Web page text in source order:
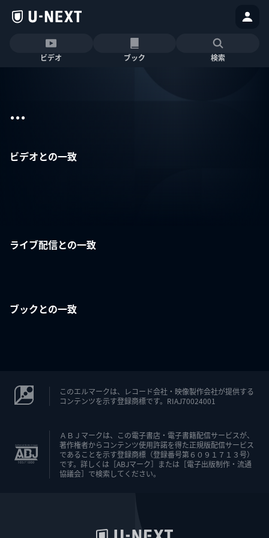
ビデオ ブック 検索
...
ビデオとの一致
ライブ配信との一致
ブックとの一致
このエルマークは、レコード会社・映像製作会社が提供する
コンテンツを示す登録商標です。RIAJ70024001
ＡＢＪマークは、この電子書店・電子書籍配信サービスが、
著作権者からコンテンツ使用許諾を得た正規版配信サービス
であることを示す登録商標（登録番号第６０９１７１３号）
です。詳しくは［ABJマーク］または［電子出版制作・流通
協議会］で検索してください。